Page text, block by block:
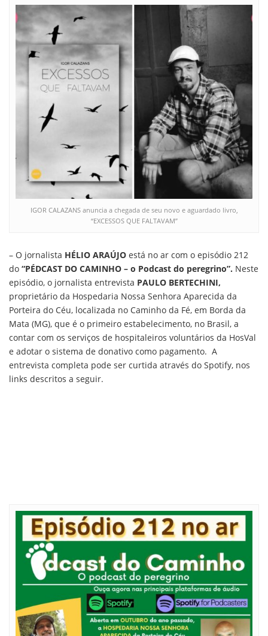
IGOR CALAZANS anuncia a chegada de seu novo e aguardado livro,
“EXCESSOS QUE FALTAVAM”
– O jornalista HÉLIO ARAÚJO está no ar com o episódio 212
do “PÉDCAST DO CAMINHO – o Podcast do peregrino”. Neste
episódio, o jornalista entrevista PAULO BERTECHINI,
proprietário da Hospedaria Nossa Senhora Aparecida da
Porteira do Céu, localizada no Caminho da Fé, em Borda da
Mata (MG), que é o primeiro estabelecimento, no Brasil, a
contar com os serviços de hospitaleiros voluntários da HosVal
e adotar o sistema de donativo como pagamento. A
entrevista completa pode ser curtida através do Spotify, nos
links descritos a seguir.